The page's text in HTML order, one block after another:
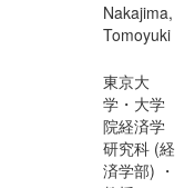
Nakajima,
Tomoyuki
東京大
学・大学
院経済学
研究科 (経
済学部) ・